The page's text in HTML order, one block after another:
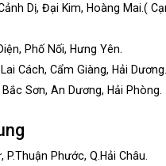
Dị, Đại Kim, Hoàng Mai.(
Phố Nối, Hưng Yên.
Cách, Cẩm Giàng, Hải Dương.
Sơn, An Dương, Hải Phòng.
Phước, Q.Hải Châu.